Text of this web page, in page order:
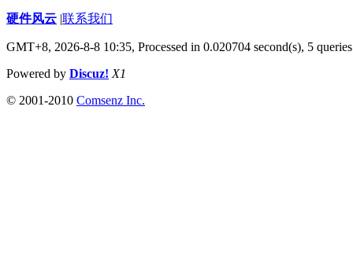
硬件风云 联系我们
GMT+8, 2026-8-8 10:35, Processed in 0.020704 second(s), 5 queries
Powered by Discuz! X1
© 2001-2010 Comsenz Inc.